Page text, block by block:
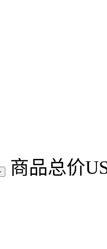
商品总价